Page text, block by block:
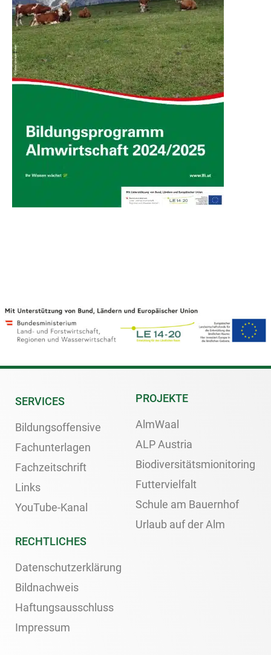
SERVICES
Bildungsoffensive
Fachunterlagen
Fachzeitschrift
Links
YouTube-Kanal
PROJEKTE
AlmWaal
ALP Austria
Biodiversitätsmionitoring
Futtervielfalt
Schule am Bauernhof
Urlaub auf der Alm
RECHTLICHES
Datenschutzerklärung
Bildnachweis
Haftungsausschluss
Impressum